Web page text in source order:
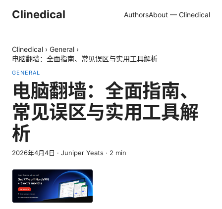
Clinedical AuthorsAbout — Clinedical
Clinedical › General ›
电脑翻墙：全面指南、常见误区与实用工具解析
GENERAL
电脑翻墙：全面指南、
常见误区与实用工具解
析
2026年4月4日 · Juniper Yeats · 2 min